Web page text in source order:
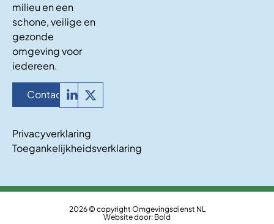
milieu en een
schone, veilige en
gezonde
omgeving voor
iedereen.
Contact
Privacyverklaring
Toegankelijkheidsverklaring
2026 © copyright Omgevingsdienst NL
Website door: Bold